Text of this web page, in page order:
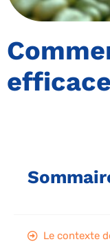
Le contexte